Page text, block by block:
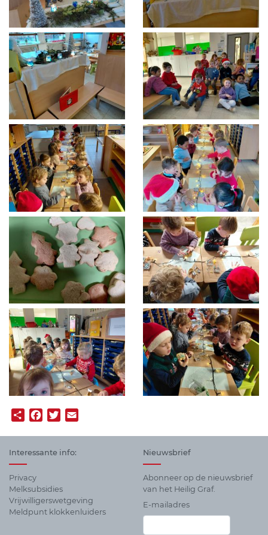
ShareFacebook
Twitter
Interessante info:
Privacy
Melksubsidies
Vrijwilligerswetgeving
Meldpunt klokkenluiders
Nieuwsbrief
Abonneer op de nieuwsbrief
van het Heilig Graf.
E-mailadres